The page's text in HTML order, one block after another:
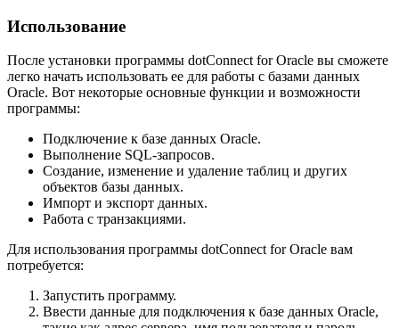
Использование
После установки программы dotConnect for Oracle вы сможете
легко начать использовать ее для работы с базами данных
Oracle. Вот некоторые основные функции и возможности
программы:
Подключение к базе данных Oracle.
Выполнение SQL-запросов.
Создание, изменение и удаление таблиц и других
объектов базы данных.
Импорт и экспорт данных.
Работа с транзакциями.
Для использования программы dotConnect for Oracle вам
потребуется:
Запустить программу.
Ввести данные для подключения к базе данных Oracle,